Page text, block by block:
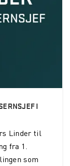
INVISIO
I
Linder til
fra 1.
som